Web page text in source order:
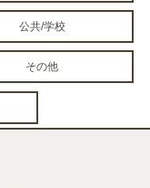
公共/学校
その他